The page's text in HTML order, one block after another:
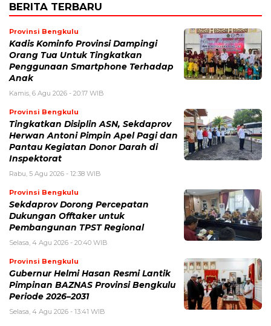
BERITA TERBARU
Provinsi Bengkulu
Kadis Kominfo Provinsi Dampingi
Orang Tua Untuk Tingkatkan
Penggunaan Smartphone Terhadap
Anak
Kamis, 6 Agu 2026 - 20:17 WIB
Provinsi Bengkulu
Tingkatkan Disiplin ASN, Sekdaprov
Herwan Antoni Pimpin Apel Pagi dan
Pantau Kegiatan Donor Darah di
Inspektorat
Rabu, 5 Agu 2026 - 12:38 WIB
Provinsi Bengkulu
Sekdaprov Dorong Percepatan
Dukungan Offtaker untuk
Pembangunan TPST Regional
Selasa, 4 Agu 2026 - 20:40 WIB
Provinsi Bengkulu
Gubernur Helmi Hasan Resmi Lantik
Pimpinan BAZNAS Provinsi Bengkulu
Periode 2026–2031
Selasa, 4 Agu 2026 - 13:41 WIB